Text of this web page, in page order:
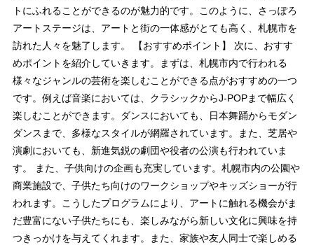
トにふれることができるのが魅力的です。このように、さっぽろ
アートステージは、アートと街の一体感がとても高く、札幌市を
訪れた人々を魅了します。 【おすすめポイント】 次に、おすす
めポイントを紹介していきます。まずは、札幌市内で行われる
様々なジャンルの芸術を楽しむことができる点がおすすめの一つ
です。例えば音楽においては、クラシックからJ-POPまで幅広く
楽しむことができます。ダンスにおいても、日本舞踊からモダン
ダンスまで、多様なスタイルが網羅されています。また、芝居や
演劇においても、新進気鋭の劇団や役者の公演も行われていま
す。 また、子供向けの企画も充実しています。札幌市内の公園や
商業施設で、子供たち向けのワークショップやキッズショーが行
われます。こうしたプログラムにより、アートに触れる機会がま
だ豊富にない子供たちにも、楽しみながら新しい文化に興味を持
つきっかけを与えてくれます。また、家族や友人同士で楽しめる